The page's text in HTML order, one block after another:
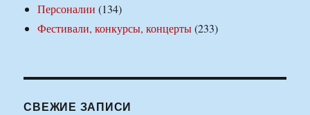
Персоналии (134)
Фестивали, конкурсы, концерты(233)
СВЕЖИЕ ЗАПИСИ